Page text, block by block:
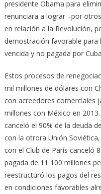
presidente Obama para
renunciara a lograr –por
en relación a la Revolución,
demostración favorable para
vencida y no pagada por
Estos procesos de
mil millones de dólares con
con acreedores comerciales
millones con México en
canceló el 90% de la deuda
con la otrora Unión
con el Club de París canceló
pagada de 11 100 millones
reestructuró los pagos del
en condiciones favorables